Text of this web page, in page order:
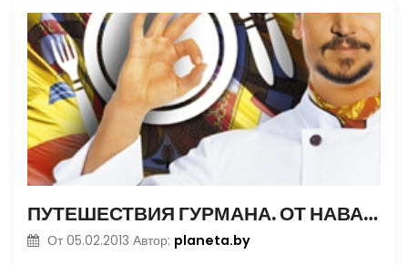
ПУТЕШЕСТВИЯ ГУРМАНА. ОТ НАВАРРЫ ДО АНДАЛУЗИИ
От 05.02.2013 Автор: planeta.by